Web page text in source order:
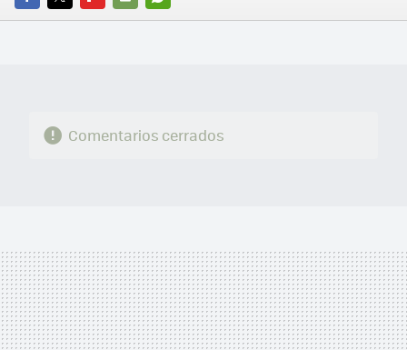
FACEBOOK
TWITTERFLIPBOARD
E-
WHATSAPP
Comentarios cerrados